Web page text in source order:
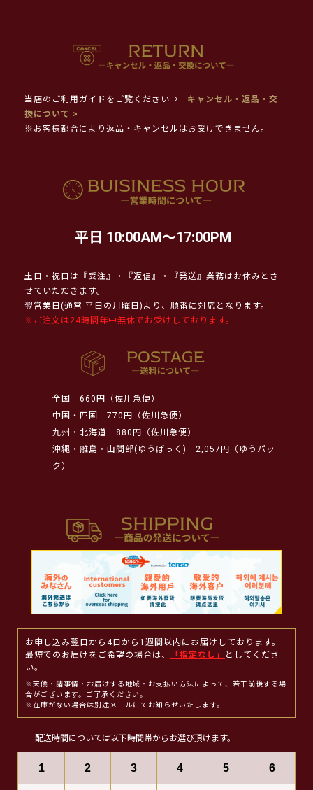
当店のご利用ガイドをご覧ください→
キャンセル・返品・交
換について >
※お客様都合により返品・キャンセルはお受けできません。
平日 10:00AM～17:00PM
土日・祝日は『受注』・『返信』・『発送』業務はお休みとさ
せていただきます。
翌営業日(通常 平日の月曜日)より、順番に対応となります。
※ご注文は24時間年中無休でお受けしております。
全国
660円（佐川急便）
中国・四国
770円（佐川急便）
九州・北海道
880円（佐川急便）
沖縄・離島・山間部(ゆうぱっく)
2,057円（ゆうパッ
ク）
お申し込み翌日から4日から1週間以内にお届けしております。
最短でのお届けをご希望の場合は、
「指定なし」
としてくださ
い。
※天候・諸事情・お届けする地域・お支払い方法によって、若干前後する場
合がございます。ご了承ください。
※在庫がない場合は別途メールにてお知らせいたします。
配送時間については以下時間帯からお選び頂けます。
1 2 3 4 5 6